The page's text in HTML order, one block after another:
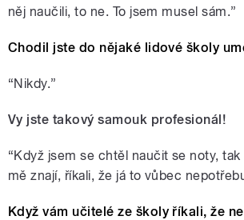
něj naučili, to ne. To jsem musel sám.”
Chodil jste do nějaké lidové školy
“Nikdy.”
Vy jste takový samouk profesionál!
“Když jsem se chtěl naučit se noty,
mě znají, říkali, že já to vůbec
Když vám učitelé ze školy říkali, že